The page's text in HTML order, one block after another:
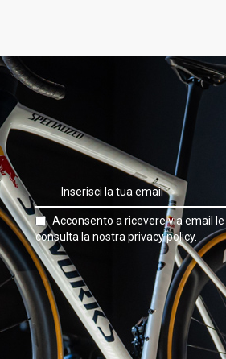
Acconsento a ricevere via email
consulta la nostra privacy policy.